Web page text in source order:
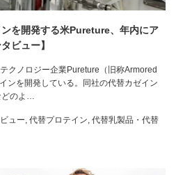
を開発する米Pureture、年内にア
ビュー】
クノロジー企業Pureture（旧称Armored
ンを開発している。同社の代替カゼイン
どのよ…
ュー, 代替プロテイン, 代替乳製品・代替